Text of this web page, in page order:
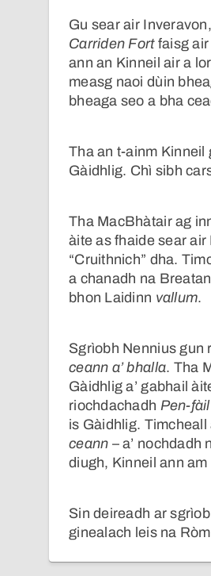
Gu sear air
Carriden Fortfaisg air
ann an Kinneil air a
measg naoi dùin
bheaga seo a bha
Tha an t-ainm Kinneil
Gàidhlig. Chì sibh
Tha MacBhàtair ag
àite as fhaide sear
“Cruithnich” dha.
a chanadh na
bhon Laidinn vallum.
Sgrìobh Nennius gun
ceann a’ bhalla. Tha
Gàidhlig a’ gabhail
riochdachadh Pen-fàil
is Gàidhlig.
ceann – a’
diugh, Kinneil ann
Sin deireadh ar
ginealach leis na